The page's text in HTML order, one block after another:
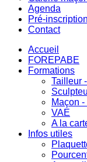
Agenda
Pré-
Contact
Accueil
FOREPABE
Formations
Tailleur
Maçon
VAE
A la
Infos utiles